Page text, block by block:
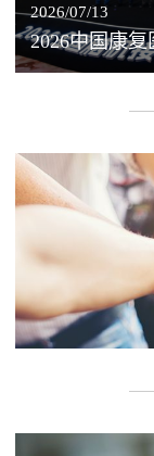
2026/07/13